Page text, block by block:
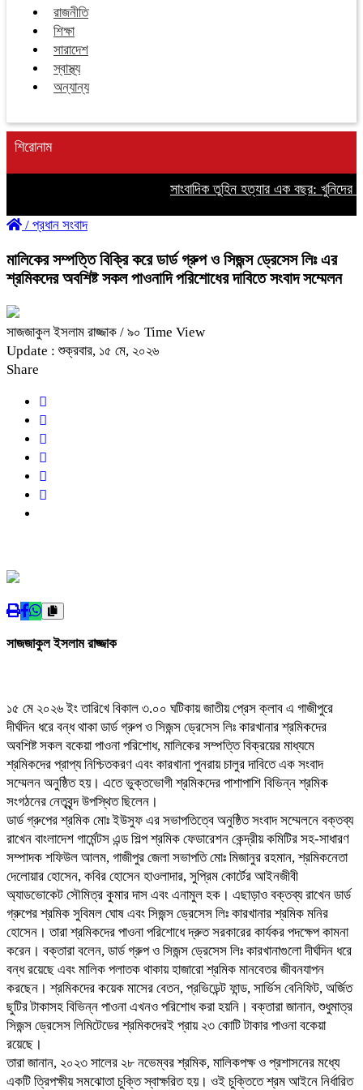
রাজনীতি
শিক্ষা
সারাদেশ
স্বাস্থ্য
অন্যান্য
শিরোনাম
সাংবাদিক তুহিন হত্যার এক বছর: খুনিদের
/ প্রধান সংবাদ
মালিকের সম্পত্তি বিক্রি করে ডার্ড গ্রুপ ও সিজন্স ড্রেসেস লিঃ এর
শ্রমিকদের অবশিষ্ট সকল পাওনাদি পরিশোধের দাবিতে সংবাদ সম্মেলন
সাজজাকুল ইসলাম রাজ্জাক / ৯০ Time View
Update : শুক্রবার, ১৫ মে, ২০২৬
Share
সাজজাকুল ইসলাম রাজ্জাক
১৫ মে ২০২৬ ইং তারিখে বিকাল ৩.০০ ঘটিকায় জাতীয় প্রেস ক্লাব এ গাজীপুরে
দীর্ঘদিন ধরে বন্ধ থাকা ডার্ড গ্রুপ ও সিজন্স ড্রেসেস লিঃ কারখানার শ্রমিকদের
অবশিষ্ট সকল বকেয়া পাওনা পরিশোধ, মালিকের সম্পত্তি বিক্রয়ের মাধ্যমে
শ্রমিকদের প্রাপ্য নিশ্চিতকরণ এবং কারখানা পুনরায় চালুর দাবিতে এক সংবাদ
সম্মেলন অনুষ্ঠিত হয়। এতে ভুক্তভোগী শ্রমিকদের পাশাপাশি বিভিন্ন শ্রমিক
সংগঠনের নেতৃবৃন্দ উপস্থিত ছিলেন।
ডার্ড গ্রুপের শ্রমিক মোঃ ইউসুফ এর সভাপতিত্বে অনুষ্ঠিত সংবাদ সম্মেলনে বক্তব্য
রাখেন বাংলাদেশ গার্মেন্টস এন্ড শিল্প শ্রমিক ফেডারেশন কেন্দ্রীয় কমিটির সহ-সাধারণ
সম্পাদক শফিউল আলম, গাজীপুর জেলা সভাপতি মোঃ মিজানুর রহমান, শ্রমিকনেতা
দেলোয়ার হোসেন, কবির হোসেন হাওলাদার, সুপ্রিম কোর্টের আইনজীবী
অ্যাডভোকেট সৌমিত্র কুমার দাস এবং এনামুল হক। এছাড়াও বক্তব্য রাখেন ডার্ড
গ্রুপের শ্রমিক সুবিমল ঘোষ এবং সিজন্স ড্রেসেস লিঃ কারখানার শ্রমিক মনির
হোসেন। তারা শ্রমিকদের পাওনা পরিশোধে দ্রুত সরকারের কার্যকর পদক্ষেপ কামনা
করেন। বক্তারা বলেন, ডার্ড গ্রুপ ও সিজন্স ড্রেসেস লিঃ কারখানাগুলো দীর্ঘদিন ধরে
বন্ধ রয়েছে এবং মালিক পলাতক থাকায় হাজারো শ্রমিক মানবেতর জীবনযাপন
করছেন। শ্রমিকদের কয়েক মাসের বেতন, প্রভিডেন্ট ফান্ড, সার্ভিস বেনিফিট, অর্জিত
ছুটির টাকাসহ বিভিন্ন পাওনা এখনও পরিশোধ করা হয়নি। বক্তারা জানান, শুধুমাত্র
সিজন্স ড্রেসেস লিমিটেডের শ্রমিকদেরই প্রায় ২৩ কোটি টাকার পাওনা বকেয়া
রয়েছে।
তারা জানান, ২০২৩ সালের ২৮ নভেম্বর শ্রমিক, মালিকপক্ষ ও প্রশাসনের মধ্যে
একটি ত্রিপক্ষীয় সমঝোতা চুক্তি স্বাক্ষরিত হয়। ওই চুক্তিতে শ্রম আইনে নির্ধারিত